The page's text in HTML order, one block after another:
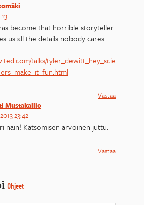
become that horrible storyteller
us all the details nobody cares
talks/tyler_dewitt_hey_scie
Vastaa
Mustakallio
23:42
näin! Katsomisen arvoinen juttu.
Vastaa
Ohjeet